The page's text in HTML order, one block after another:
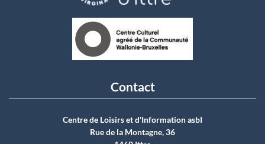
Contact
Centre de Loisirs et d'Information asbI
Rue de la Montagne, 36